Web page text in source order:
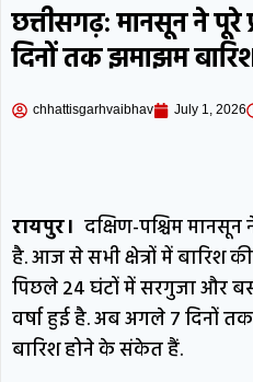
सहारे बची
मगरमच्छ;
भगवान
संगठनों का
अरेस्ट
छत्तीसगढ़: मानसून ने
दिनों तक झमाझम
chhattisgarhvaibhav July 1, 2026
रायपुर। दक्षिण-पश्चिम
है. आज से सभी क्षेत्रों में बारिश
पिछले 24 घंटों में सरगुजा और
वर्षा हुई है. अब अगले 7 दिनों
बारिश होने के संकेत हैं.